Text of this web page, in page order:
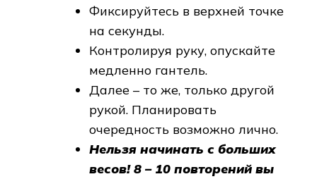
Фиксируйтесь в верхней точке
на секунды.
Контролируя руку, опускайте
медленно гантель.
Далее – то же, только другой
рукой. Планировать
очередность возможно лично.
Нельзя начинать с больших
весов! 8 – 10 повторений вы